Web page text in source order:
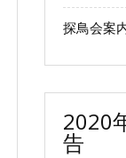
探鳥会案
2020
告